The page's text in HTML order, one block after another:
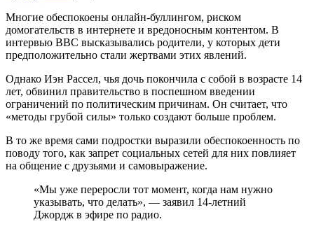
Многие обеспокоены онлайн-буллингом, риском
домогательств в интернете и вредоносным контентом. В
интервью BBC высказывались родители, у которых дети
предположительно стали жертвами этих явлений.
Однако Иэн Рассел, чья дочь покончила с собой в возрасте 14
лет, обвинил правительство в поспешном введении
ограничений по политическим причинам. Он считает, что
«методы грубой силы» только создают больше проблем.
В то же время сами подростки выразили обеспокоенность по
поводу того, как запрет социальных сетей для них повлияет
на общение с друзьями и самовыражение.
«Мы уже переросли тот момент, когда нам нужно
указывать, что делать», — заявил 14-летний
Джордж в эфире по радио.